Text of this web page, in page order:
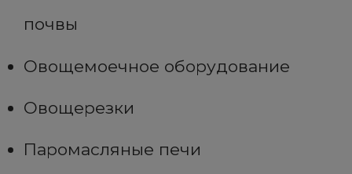
почвы
Овощемоечное оборудование
Овощерезки
Паромасляные печи